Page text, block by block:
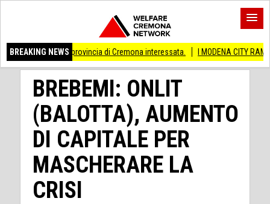
BREAKING NEWS
provincia di Cremona interessata. I MODENA CITY RAMBLERS
BREBEMI: ONLIT
(BALOTTA), AUMENTO
DI CAPITALE PER
MASCHERARE LA
CRISI